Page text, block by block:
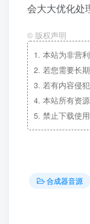
会大大优化处
© 版权声明
1. 本站为非营
2. 若您需要长
3. 若有内容侵
4. 本站所有资
5. 禁止下载使
合成器音源